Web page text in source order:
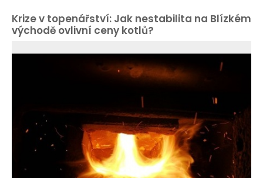
Krize v topenářství: Jak nestabilita na Blízkém
východě ovlivní ceny kotlů?